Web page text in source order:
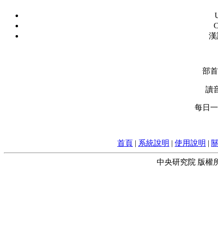
漢
部
讀
每日
首頁 | 系統說明 | 使用說明 |
中央研究院 版權